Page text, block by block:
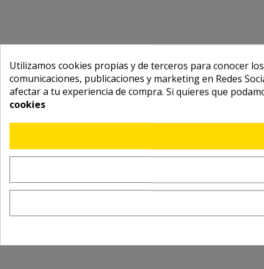
Utilizamos cookies propias y de terceros para conocer
comunicaciones, publicaciones y marketing en Redes
afectar a tu experiencia de compra. Si quieres que
cookies